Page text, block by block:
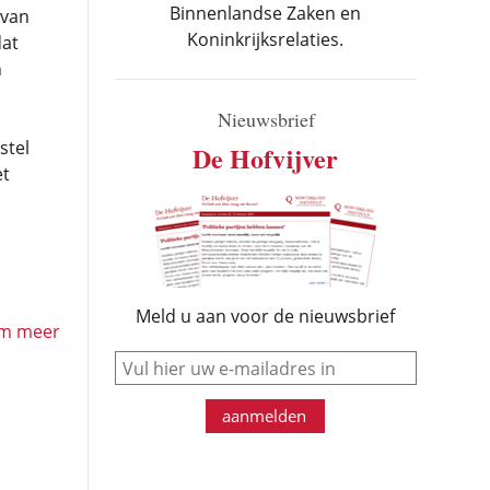
meer
Binnenlandse Zaken en
Koninkrijksrelaties.
Nieuwsbrief
De Hofvijver
Meld u aan voor de nieuwsbrief
e-mail
aanmelden